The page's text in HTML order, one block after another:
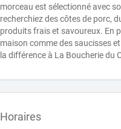
morceau est sélectionné avec
recherchiez des côtes de porc,
produits frais et savoureux. En
maison comme des saucisses
la différence à La Boucherie du
Horaires